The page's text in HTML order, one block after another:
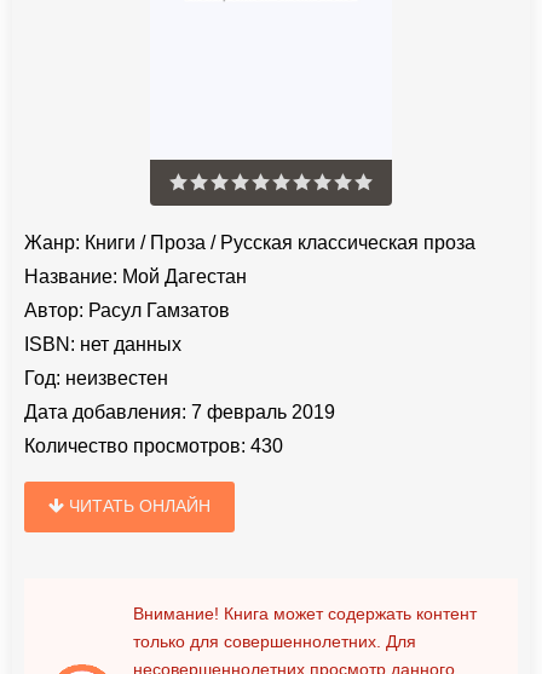
Жанр: Книги / Проза / Русская классическая проза
Название: Мой Дагестан
Автор: Расул Гамзатов
ISBN: нет данных
Год: неизвестен
Дата добавления: 7 февраль 2019
Количество просмотров: 430
ЧИТАТЬ ОНЛАЙН
Внимание! Книга может содержать контент
только для совершеннолетних. Для
несовершеннолетних просмотр данного